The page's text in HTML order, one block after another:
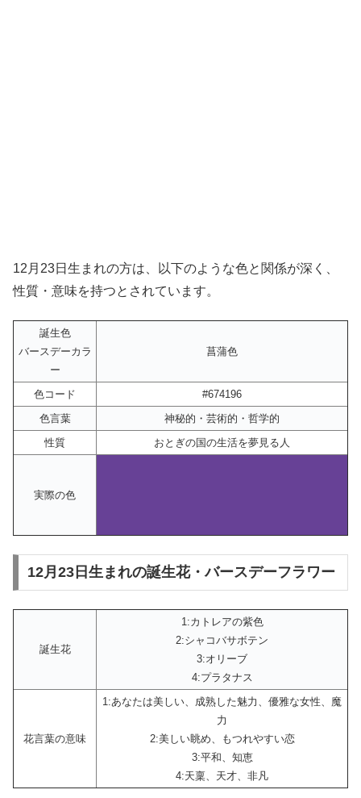
12月23日生まれの方は、以下のような色と関係が深く、
性質・意味を持つとされています。
誕生色
バースデーカラ
ー
菖蒲色
色コード
#674196
色言葉
神秘的・芸術的・哲学的
性質
おとぎの国の生活を夢見る人
実際の色
12月23日生まれの誕生花・バースデーフラワー
誕生花
1:カトレアの紫色
2:シャコバサボテン
3:オリーブ
4:プラタナス
花言葉の意味
1:あなたは美しい、成熟した魅力、優雅な女性、魔
力
2:美しい眺め、もつれやすい恋
3:平和、知恵
4:天稟、天才、非凡